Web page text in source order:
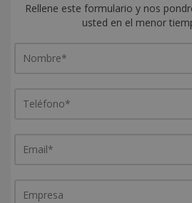
Rellene este formulario y nos
usted en el menor